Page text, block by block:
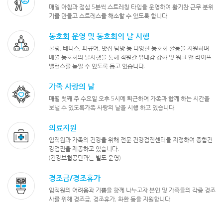
매일 아침과 점심 5분씩 스트레칭 타임을 운영하여 활기찬 근무 분위
기를 만들고 스트레스를 해소할 수 있도록 합니다.
동호회 운영 및 동호회의 날 시행
볼링, 테니스, 피규어, 맛집 탐방 등 다양한 동호회 활동을 지원하며
매월 동호회의 날시행을 통해 직원간 유대감 강화 및 워크 앤 라이프
밸런스를 높일 수 있도록 돕고 있습니다.
가족 사랑의 날
매월 첫째 주 수요일 오후 5시에 퇴근하여 가족과 함께 하는 시간을
보낼 수 있도록가족 사랑의 날을 시행 하고 있습니다.
의료지원
임직원과 가족의 건강을 위해 전문 건강검진센터를 지정하여 종합건
강검진을 제공하고 있습니다.
(건강보험공단과는 별도 운영)
경조금/경조휴가
임직원의 어려움과 기쁨을 함께 나누고자 본인 및 가족들의 각종 경조
사를 위해 경조금, 경조휴가, 화환 등을 지원합니다.